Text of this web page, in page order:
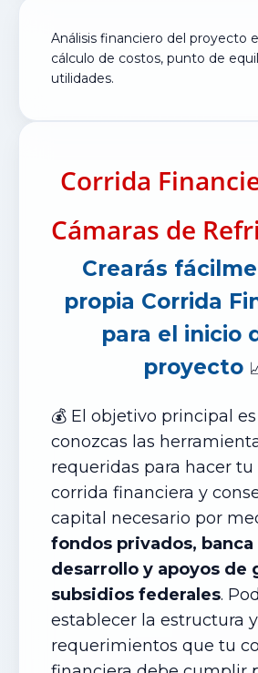
Análisis financiero del proyecto
cálculo de costos, punto de
utilidades.
Corrida
Cámaras de
Crearás
propia Corrida
para el inicio
proyecto
💰 El objetivo principal
conozcas las
requeridas para hacer tu
corrida financiera y
capital necesario por
fondos privados, banca
desarrollo y apoyos de
subsidios federales.
establecer la estructura y
requerimientos que tu